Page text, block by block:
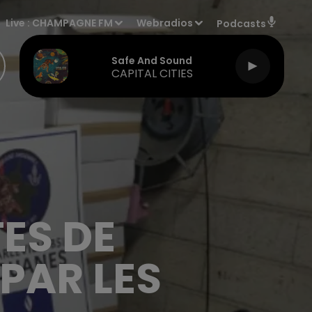
Live :CHAMPAGNE FM Webradios Podcasts
Safe And Sound
CAPITAL CITIES
DE
LES